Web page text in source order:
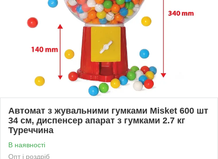
Автомат з жувальними гумками Misket 600 шт
34 см, диспенсер апарат з гумками 2.7 кг
Туреччина
В наявності
Опт і роздріб